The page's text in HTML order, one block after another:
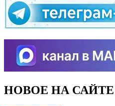
НОВОЕ НА САЙТЕ